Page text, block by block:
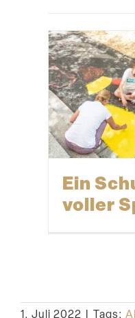
Ein
voller
1. Juli 2022 | Tags: